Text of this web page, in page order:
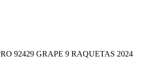
92429 GRAPE 9 RAQUETAS 2024